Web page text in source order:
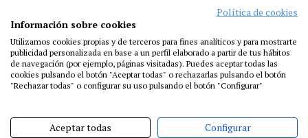
PRENSA
FUNDACIÓN RESIDENCIAS
AYUDAS
BIBLIOTECA
PUBLICACIONES
CONTACTO
Política de cookies
Información sobre cookies
Utilizamos cookies propias y de terceros para fines analíticos y para mostrarte
publicidad personalizada en base a un perfil elaborado a partir de tus hábitos
de navegación (por ejemplo, páginas visitadas). Puedes aceptar todas las
cookies pulsando el botón "Aceptar todas" o rechazarlas pulsando el botón
"Rechazar todas" o configurar su uso pulsando el botón "Configurar"
Aceptar todas Configurar